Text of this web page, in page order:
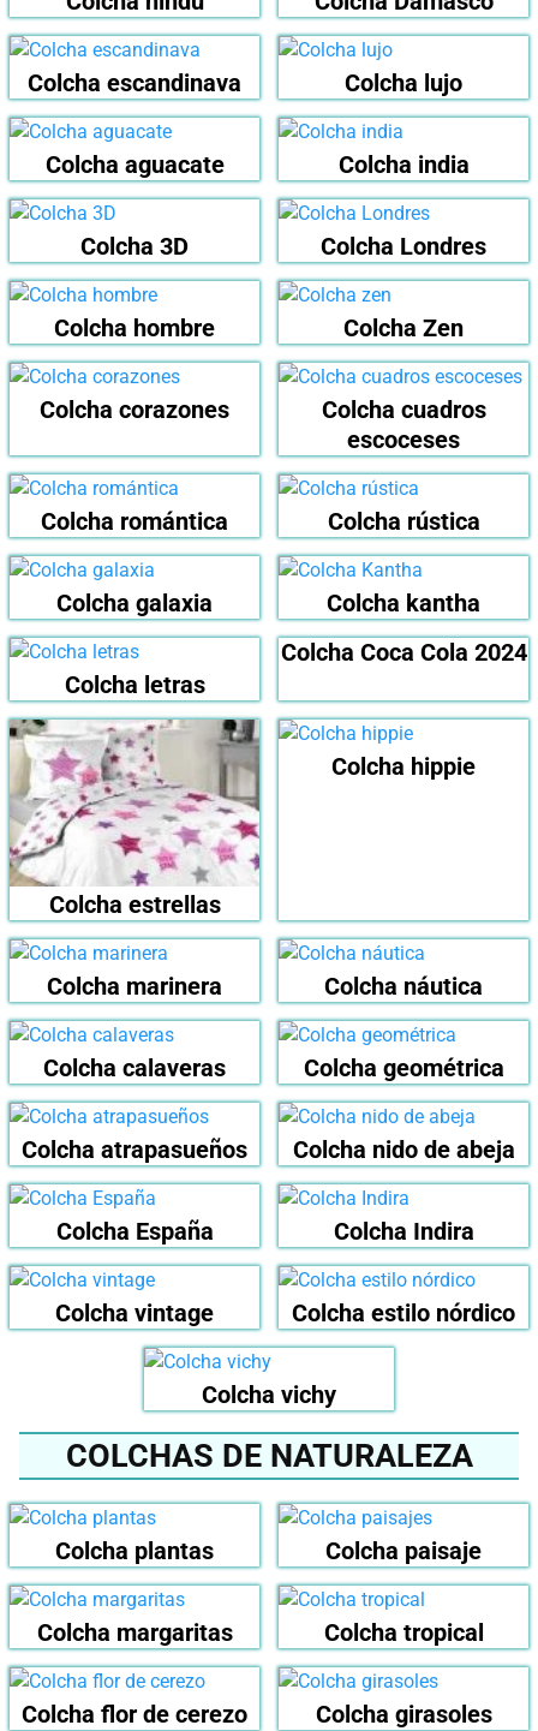
Colcha escandinava Colcha lujo
Colcha aguacate Colcha india
Colcha 3D Colcha Londres
Colcha hombre Colcha Zen
Colcha corazones
Colcha cuadros
escoceses
Colcha romántica Colcha rústica
Colcha galaxia Colcha kantha
Colcha letras
Colcha Coca Cola 2024
Colcha estrellas
Colcha hippie
Colcha marinera Colcha náutica
Colcha calaveras Colcha geométrica
Colcha atrapasueños Colcha nido de abeja
Colcha España Colcha Indira
Colcha vintage Colcha estilo nórdico
Colcha vichy
COLCHAS DE NATURALEZA
Colcha plantas Colcha paisaje
Colcha margaritas Colcha tropical
Colcha flor de cerezo Colcha girasoles